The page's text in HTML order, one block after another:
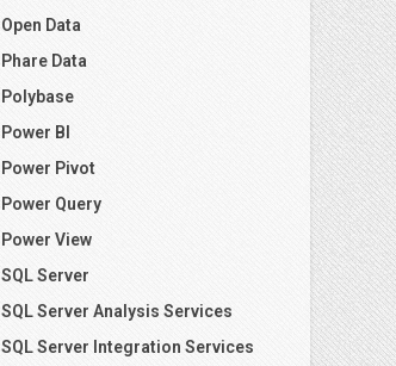
Open Data
Phare Data
Polybase
Power BI
Power Pivot
Power Query
Power View
SQL Server
SQL Server Analysis Services
SQL Server Integration Services